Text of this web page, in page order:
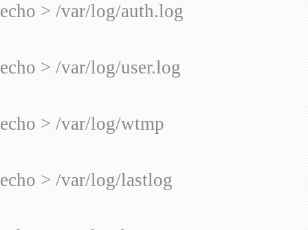
echo > /var/log/auth.log
echo > /var/log/user.log
echo > /var/log/wtmp
echo > /var/log/lastlog